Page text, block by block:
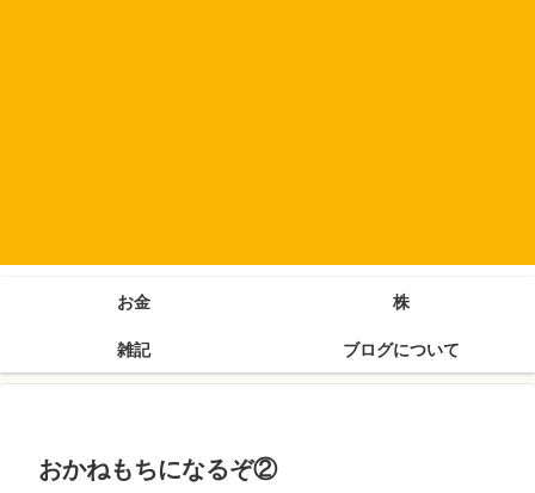
お金
株
雑記
ブログについて
おかねもちになるぞ②